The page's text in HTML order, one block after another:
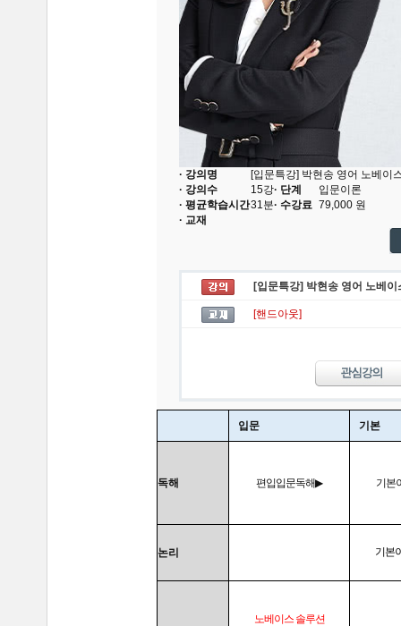
· 강의명
[입문특강] 박현송 영어 노베이
· 강의수
15강· 단계
입문이론
· 평균학습시간31분· 수강료 79,000 원
· 교재
[입문특강] 박현송 영어 노베
[핸드아웃]
입문 기본
독해 편입입문독해▶ 기본
논리 기본
노베이스 솔루션